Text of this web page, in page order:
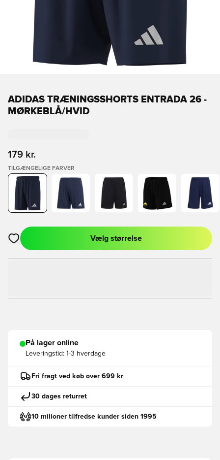
ADIDAS TRÆNINGSSHORTS ENTRADA 26 -
MØRKEBLÅ/HVID
179 kr.
TILGÆNGELIGE FARVER
Åbner en Modal til at logge ind eller tilmelde dig som medlem
Vælg størrelse
På lager online
Leveringstid: 1-3 hverdage
Fri fragt ved køb over 699 kr
30 dages returret
10 milioner tilfredse kunder siden 1995